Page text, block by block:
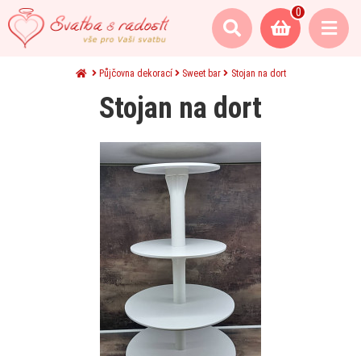
0
Půjčovna dekorací Sweet bar Stojan na dort
Stojan na dort